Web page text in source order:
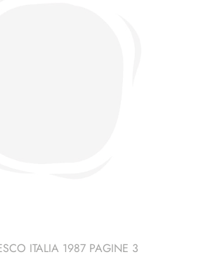
ITALIA 1987 PAGINE 3